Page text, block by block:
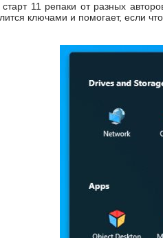
11 репаки от разных
ключами и помогает, если